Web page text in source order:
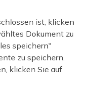
ist, klicken
Dokument zu
speichern"
zu speichern.
klicken Sie auf